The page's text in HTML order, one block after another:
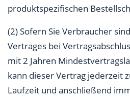
produktspezifischen
(2) Sofern Sie Verbraucher
Vertrages bei
mit 2 Jahren
kann dieser Vertrag jederzeit
Laufzeit und anschließend